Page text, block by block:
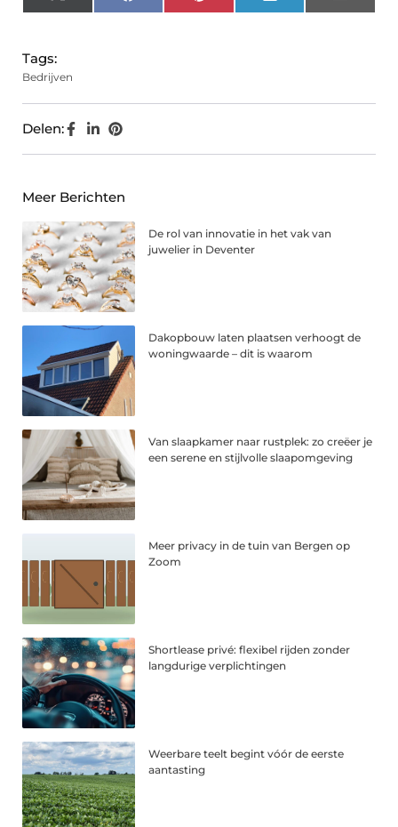
(Twitter)
Tags:
Bedrijven
Delen:
Meer Berichten
De rol van innovatie in het vak van
juwelier in Deventer
Dakopbouw laten plaatsen verhoogt de
woningwaarde – dit is waarom
Van slaapkamer naar rustplek: zo creëer je
een serene en stijlvolle slaapomgeving
Meer privacy in de tuin van Bergen op
Zoom
Shortlease privé: flexibel rijden zonder
langdurige verplichtingen
Weerbare teelt begint vóór de eerste
aantasting